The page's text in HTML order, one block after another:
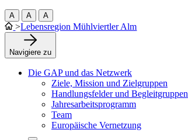
A A A
>Lebensregion Mühlviertler Alm
Navigiere zu
Die GAP und das Netzwerk
Ziele, Mission und Zielgruppen
Handlungsfelder und Begleitgruppen
Jahresarbeitsprogramm
Team
Europäische Vernetzung